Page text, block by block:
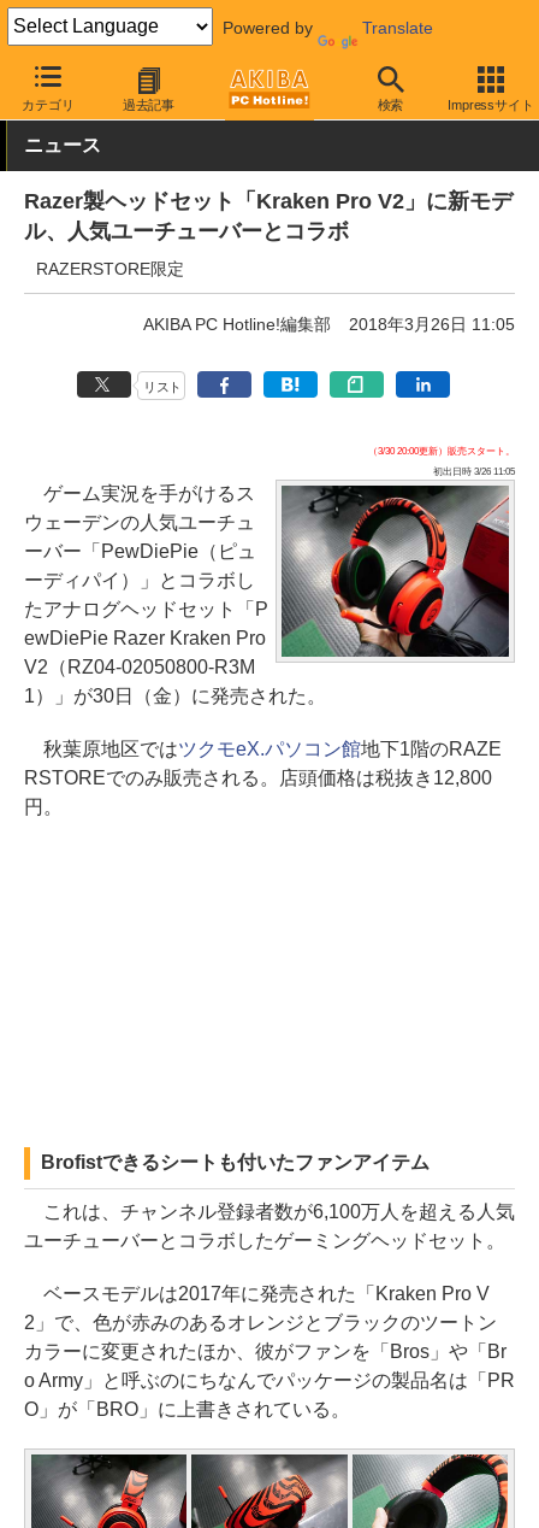
Powered by Translate
カテゴリ 過去記事 検索 Impressサイト
AKIBA PC Hotline! PC周辺機器 ヘッドセット・スピーカー ゲ
ニュース
Razer製ヘッドセット「Kraken Pro V2」に新モデ
ル、人気ユーチューバーとコラボ
RAZERSTORE限定
AKIBA PC Hotline!編集部 2018年3月26日 11:05
リスト
（3/30 20:00更新）販売スタート。
初出日時 3/26 11:05
ゲーム実況を手がけるス
ウェーデンの人気ユーチュ
ーバー「PewDiePie（ピュ
ーディパイ）」とコラボし
たアナログヘッドセット「P
ewDiePie Razer Kraken Pro
V2（RZ04-02050800-R3M
1）」が30日（金）に発売された。
秋葉原地区ではツクモeX.パソコン館地下1階のRAZE
RSTOREでのみ販売される。店頭価格は税抜き12,800
円。
Brofistできるシートも付いたファンアイテム
これは、チャンネル登録者数が6,100万人を超える人気
ユーチューバーとコラボしたゲーミングヘッドセット。
ベースモデルは2017年に発売された「Kraken Pro V
2」で、色が赤みのあるオレンジとブラックのツートン
カラーに変更されたほか、彼がファンを「Bros」や「Br
o Army」と呼ぶのにちなんでパッケージの製品名は「PR
O」が「BRO」に上書きされている。